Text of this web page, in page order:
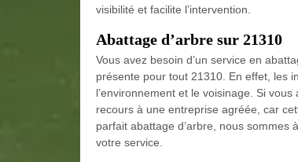
visibilité et facilite l’intervention.
Abattage d’arbre sur 21310
Vous avez besoin d’un service en
présente pour tout 21310. En effet, les
l’environnement et le voisinage. Si
recours à une entreprise agréée, car
parfait abattage d’arbre, nous sommes
votre service.